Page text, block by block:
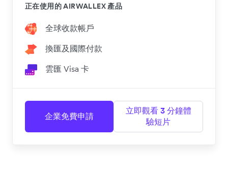
正在使用的 AIRWALLEX 產品
全球收款帳戶
換匯及國際付款
雲匯 Visa 卡
企業免費申請
立即觀看 3 分鐘體
驗短片